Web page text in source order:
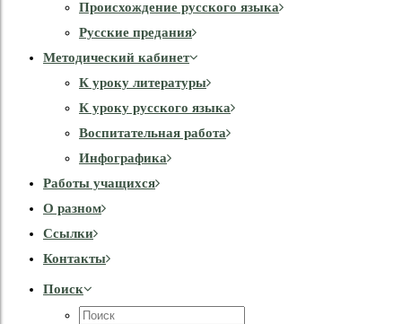
Происхождение русского языка
Русские предания
Методический кабинет
К уроку литературы
К уроку русского языка
Воспитательная работа
Инфографика
Работы учащихся
О разном
Cсылки
Контакты
Поиск